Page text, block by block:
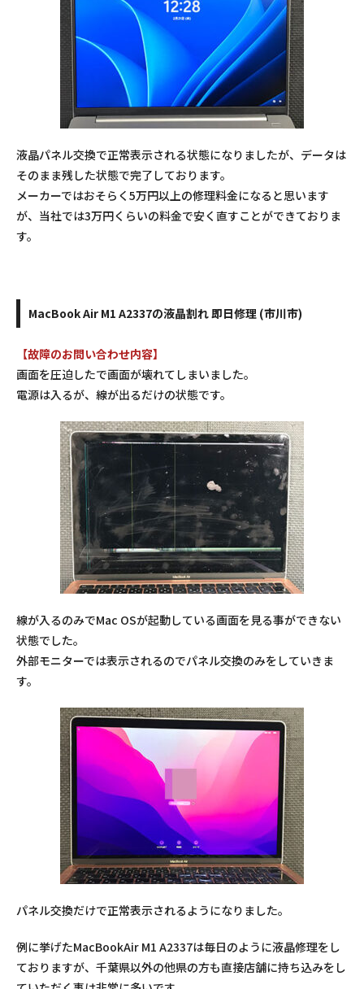
液晶パネル交換で正常表示される状態になりましたが、データは
そのまま残した状態で完了しております。
メーカーではおそらく5万円以上の修理料金になると思います
が、当社では3万円くらいの料金で安く直すことができておりま
す。
MacBook Air M1 A2337の液晶割れ 即日修理 (市川市)
【故障のお問い合わせ内容】
画面を圧迫したで画面が壊れてしまいました。
電源は入るが、線が出るだけの状態です。
線が入るのみでMac OSが起動している画面を見る事ができない
状態でした。
外部モニターでは表示されるのでパネル交換のみをしていきま
す。
パネル交換だけで正常表示されるようになりました。
例に挙げたMacBookAir M1 A2337は毎日のように液晶修理をし
ておりますが、千葉県以外の他県の方も直接店舗に持ち込みをし